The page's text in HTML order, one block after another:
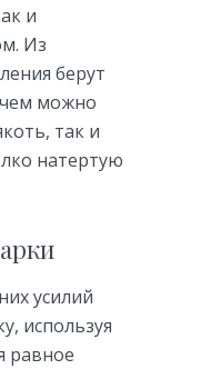
и
Из
берут
можно
так и
натертую
усилий
используя
равное